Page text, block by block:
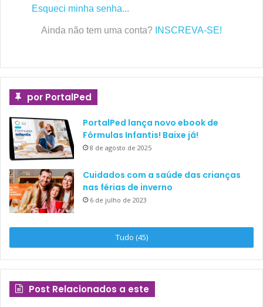
Esqueci minha senha...
Ainda não tem uma conta? INSCREVA-SE!
por PortalPed
PortalPed lança novo ebook de
Fórmulas Infantis! Baixe já!
8 de agosto de 2025
Cuidados com a saúde das crianças
nas férias de inverno
6 de julho de 2023
Tudo (45)
Post Relacionados a este